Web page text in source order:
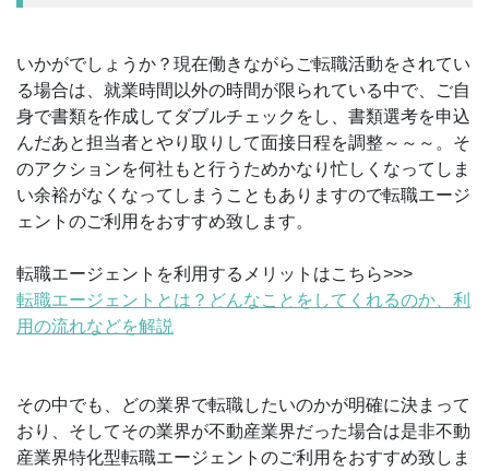
いかがでしょうか？現在働きながらご転職活動をされてい
る場合は、就業時間以外の時間が限られている中で、ご自
身で書類を作成してダブルチェックをし、書類選考を申込
んだあと担当者とやり取りして面接日程を調整～～～。そ
のアクションを何社もと行うためかなり忙しくなってしま
い余裕がなくなってしまうこともありますので転職エージ
ェントのご利用をおすすめ致します。
転職エージェントを利用するメリットはこちら>>>
転職エージェントとは？どんなことをしてくれるのか、利
用の流れなどを解説
その中でも、どの業界で転職したいのかが明確に決まって
おり、そしてその業界が不動産業界だった場合は是非不動
産業界特化型転職エージェントのご利用をおすすめ致しま